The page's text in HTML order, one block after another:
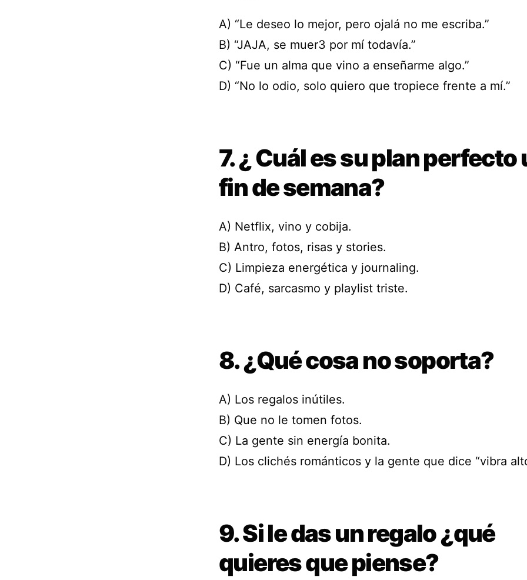
A) “Le deseo lo mejor, pero ojalá no me escriba.”
B) “JAJA, se muer3 por mí todavía.”
C) “Fue un alma que vino a enseñarme algo.”
D) “No lo odio, solo quiero que tropiece frente a mí.”
7. ¿ Cuál es su plan perfecto
fin de semana?
A) Netflix, vino y cobija.
B) Antro, fotos, risas y stories.
C) Limpieza energética y journaling.
D) Café, sarcasmo y playlist triste.
8. ¿Qué cosa no soporta?
A) Los regalos inútiles.
B) Que no le tomen fotos.
C) La gente sin energía bonita.
D) Los clichés románticos y la gente que dice “vibra
9. Si le das un regalo ¿qué
quieres que piense?